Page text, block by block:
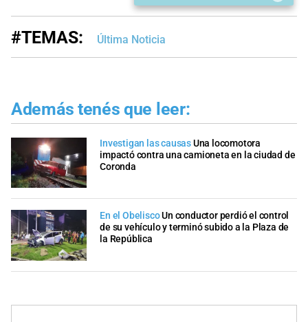
#TEMAS: Última Noticia
Además tenés que leer:
Investigan las causasUna locomotora
impactó contra una camioneta en la ciudad de
Coronda
En el ObeliscoUn conductor perdió el control
de su vehículo y terminó subido a la Plaza de
la República